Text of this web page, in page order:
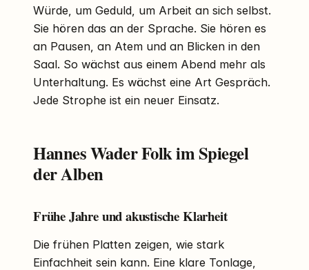
Würde, um Geduld, um Arbeit an sich selbst.
Sie hören das an der Sprache. Sie hören es
an Pausen, an Atem und an Blicken in den
Saal. So wächst aus einem Abend mehr als
Unterhaltung. Es wächst eine Art Gespräch.
Jede Strophe ist ein neuer Einsatz.
Hannes Wader Folk im Spiegel
der Alben
Frühe Jahre und akustische Klarheit
Die frühen Platten zeigen, wie stark
Einfachheit sein kann. Eine klare Tonlage,